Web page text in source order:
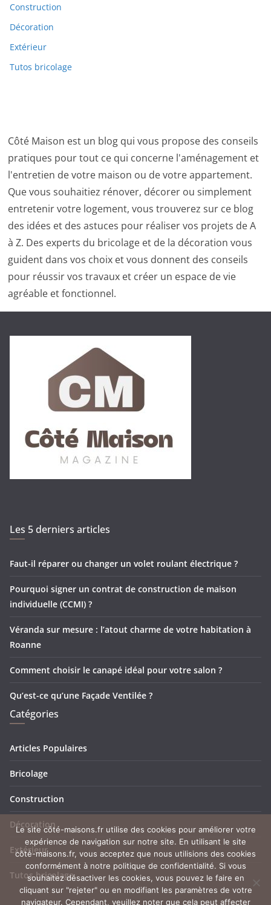
Construction
Décoration
Extérieur
Tutos bricolage
Côté Maison est un blog qui vous propose des conseils
pratiques pour tout ce qui concerne l'aménagement et
l'entretien de votre maison ou de votre appartement.
Que vous souhaitiez rénover, décorer ou simplement
entretenir votre logement, vous trouverez sur ce blog
des idées et des astuces pour réaliser vos projets de A
à Z. Des experts du bricolage et de la décoration vous
guident dans vos choix et vous donnent des conseils
pour réussir vos travaux et créer un espace de vie
agréable et fonctionnel.
Les 5 derniers articles
Faut-il réparer ou changer un volet roulant électrique ?
Pourquoi signer un contrat de construction de maison
individuelle (CCMI) ?
Véranda sur mesure : l’atout charme de votre habitation à
Roanne
Comment choisir le canapé idéal pour votre salon ?
Qu’est-ce qu’une Façade Ventilée ?
Catégories
Articles Populaires
Bricolage
Construction
Décoration
Extérieur
Tutos bricolage
Le site côté-maisons.fr utilise des cookies pour améliorer votre
expérience de navigation sur notre site. En utilisant le site
côté-maisons.fr, vous acceptez que nous utilisions des cookies
conformément à notre politique de confidentialité. Si vous
souhaitez désactiver les cookies, vous pouvez le faire en
cliquant sur "rejeter" ou en modifiant les paramètres de votre
navigateur. Cependant, veuillez noter que cela peut affecter